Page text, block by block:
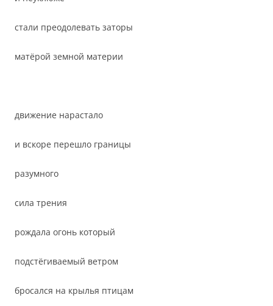
стали преодолевать заторы
матёрой земной материи
движение нарастало
и вскоре перешло границы
разумного
сила трения
рождала огонь который
подстёгиваемый ветром
бросался на крылья птицам